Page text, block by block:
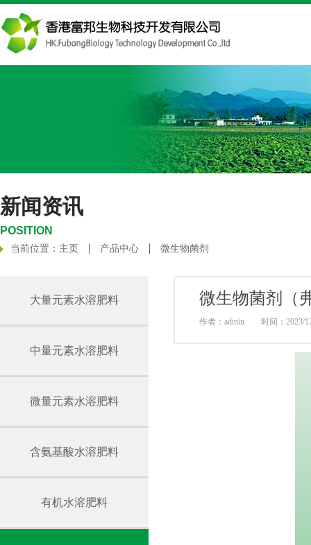
新闻资讯
POSITION
当前位置： 主页 产品中心 微生物菌剂
大量元素水溶肥料
中量元素水溶肥料
微量元素水溶肥料
含氨基酸水溶肥料
有机水溶肥料
微生物菌剂（
作者：admin 时间：2023/